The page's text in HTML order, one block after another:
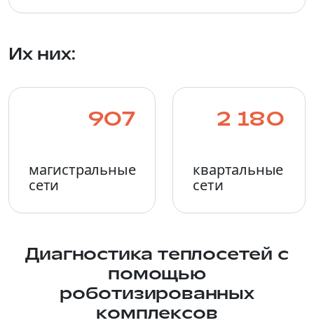
Их них:
907
магистральные
сети
2 180
квартальные
сети
Диагностика теплосетей с
помощью
роботизированных
комплексов